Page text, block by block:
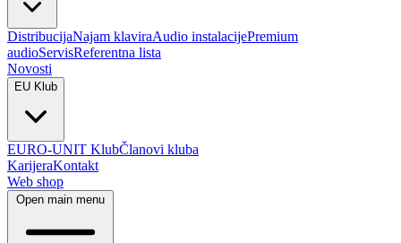
DistribucijaNajam klaviraAudio instalacijePremium
audioServisReferentna lista
Novosti
EU Klub
EURO-UNIT KlubČlanovi kluba
KarijeraKontakt
Web shop
Open main menu